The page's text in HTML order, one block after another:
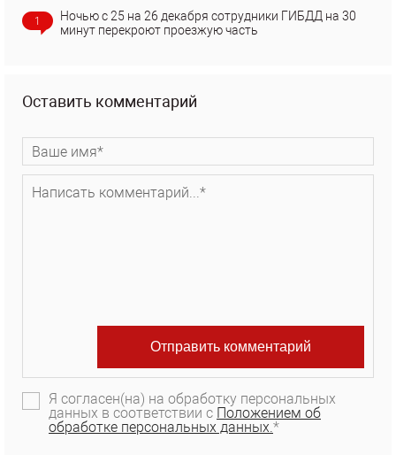
1
Ночью с 25 на 26 декабря сотрудники ГИБДД на 30
минут перекроют проезжую часть
Оставить комментарий
Я согласен(на) на обработку персональных
данных в соответствии с Положением об
обработке персональных данных.*